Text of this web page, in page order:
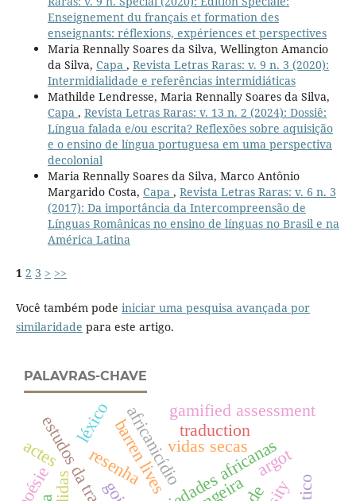
Enseignement du français et formation des
enseignants: réflexions, expériences et perspectives
Maria Rennally Soares da Silva, Wellington Amancio
da Silva, Capa , Revista Letras Raras: v. 9 n. 3 (2020):
Intermidialidade e referências intermidiáticas
Mathilde Lendresse, Maria Rennally Soares da Silva,
Capa , Revista Letras Raras: v. 13 n. 2 (2024): Dossiê:
Língua falada e/ou escrita? Reflexões sobre aquisição
e o ensino de língua portuguesa em uma perspectiva
decolonial
Maria Rennally Soares da Silva, Marco Antônio
Margarido Costa, Capa , Revista Letras Raras: v. 6 n. 3
(2017): Da importância da Intercompreensão de
Línguas Românicas no ensino de línguas no Brasil e na
América Latina
1 2 3 > >>
Você também pode iniciar uma pesquisa avançada por
similaridade para este artigo.
PALAVRAS-CHAVE
variedades africanas
africanicídiovidas secas
barren lives
resenha
poésie
traduction
argot
léxico gamified assessment
actes